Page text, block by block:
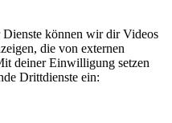
können wir dir Videos
die von externen
deiner Einwilligung setzen
Drittdienste ein: